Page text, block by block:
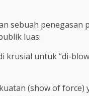
sebuah
luas.
untuk “di-
(show of force)